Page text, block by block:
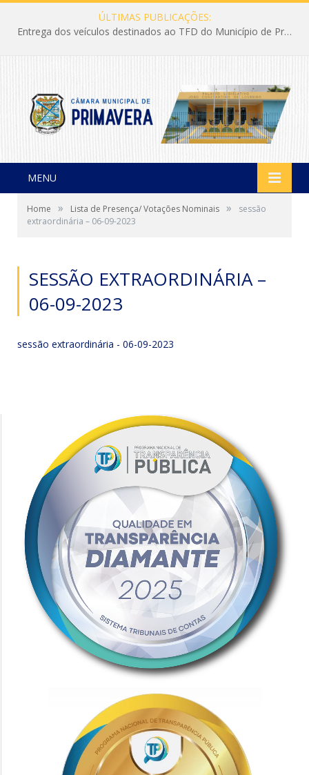
ÚLTIMAS PUBLICAÇÕES:
Entrega dos veículos destinados ao TFD do Município de Primavera
MENU
Home » Lista de Presença/ Votações Nominais »
sessão
extraordinária – 06-09-2023
SESSÃO EXTRAORDINÁRIA –
06-09-2023
sessão extraordinária - 06-09-2023